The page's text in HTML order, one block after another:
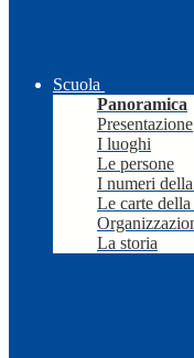
Scuola
Panoramica
Presentazione
I luoghi
Le persone
I numeri
Le carte della
La storia